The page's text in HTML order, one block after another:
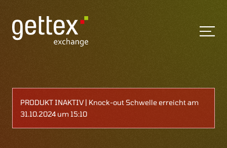
PRODUKT INAKTIV | Knock-out Schwelle erreicht am
31.10.2024 um 15:10